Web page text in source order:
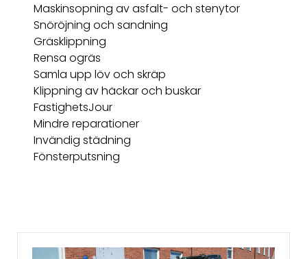
Maskinsopning av asfalt- och stenytor
Snöröjning och sandning
Gräsklippning
Rensa ogräs
Samla upp löv och skräp
Klippning av häckar och buskar
FastighetsJour
Mindre reparationer
Invändig städning
Fönsterputsning